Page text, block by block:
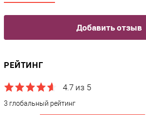
Добавить отзыв
РЕЙТИНГ
4.7 из 5
3 глобальный рейтинг